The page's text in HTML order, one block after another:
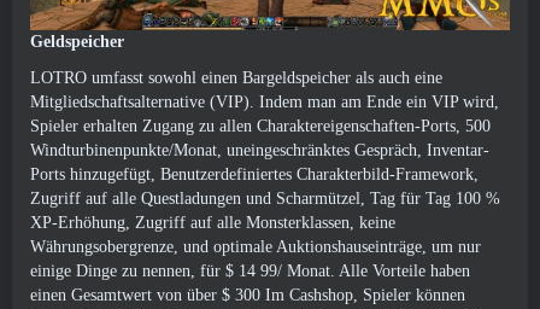
Geldspeicher
LOTRO umfasst sowohl einen Bargeldspeicher als auch eine
Mitgliedschaftsalternative (VIP). Indem man am Ende ein VIP wird,
Spieler erhalten Zugang zu allen Charaktereigenschaften-Ports, 500
Windturbinenpunkte/Monat, uneingeschränktes Gespräch, Inventar-
Ports hinzugefügt, Benutzerdefiniertes Charakterbild-Framework,
Zugriff auf alle Questladungen und Scharmützel, Tag für Tag 100 %
XP-Erhöhung, Zugriff auf alle Monsterklassen, keine
Währungsobergrenze, und optimale Auktionshauseinträge, um nur
einige Dinge zu nennen, für $ 14 99/ Monat. Alle Vorteile haben
einen Gesamtwert von über $ 300 Im Cashshop, Spieler können